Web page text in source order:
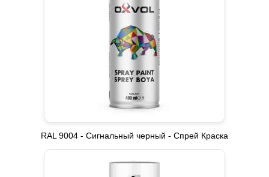
RAL 9004 - Сигнальный черный - Спрей Краска